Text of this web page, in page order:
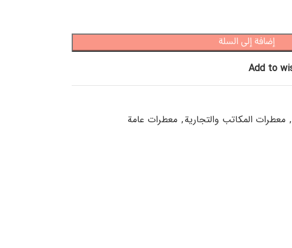
إضافة إلى السلة
Add to
, معطرات المكاتب والتجارية, معطرات عامة